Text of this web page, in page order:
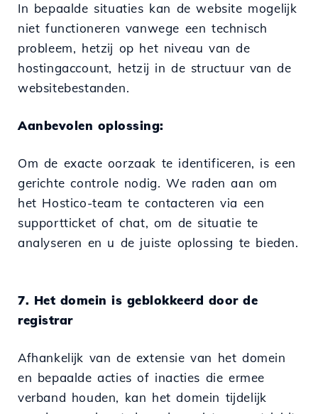
In bepaalde situaties kan de website mogelijk
niet functioneren vanwege een technisch
probleem, hetzij op het niveau van de
hostingaccount, hetzij in de structuur van de
websitebestanden.
Aanbevolen oplossing:
Om de exacte oorzaak te identificeren, is een
gerichte controle nodig. We raden aan om
het Hostico-team te contacteren via een
supportticket of chat, om de situatie te
analyseren en u de juiste oplossing te bieden.
7. Het domein is geblokkeerd door de
registrar
Afhankelijk van de extensie van het domein
en bepaalde acties of inacties die ermee
verband houden, kan het domein tijdelijk